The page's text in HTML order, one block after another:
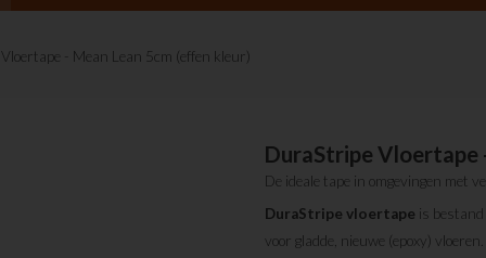
Vloertape - Mean Lean 5cm (effen kleur)
DuraStripe Vloertape
De ideale tape in omgevingen met
DuraStripe vloertape is
voor gladde, nieuwe (epoxy)